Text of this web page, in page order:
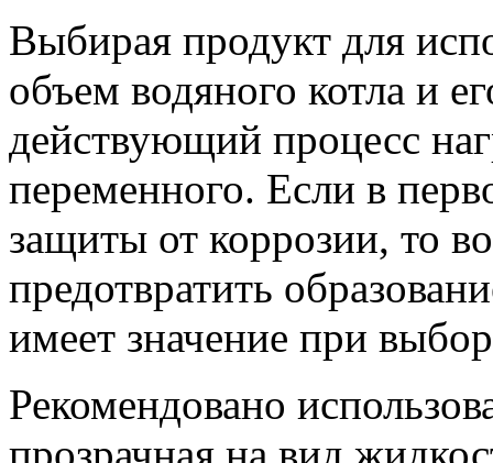
Выбирая продукт для
объем водяного котла и
действующий процесс
переменного. Если в
защиты от коррозии, то
предотвратить
имеет значение при
Рекомендовано
прозрачная на вид